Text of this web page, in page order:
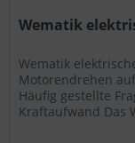
Wematik
Wematik
Motorendrehen
Häufig gestellte
Kraftaufwand Das